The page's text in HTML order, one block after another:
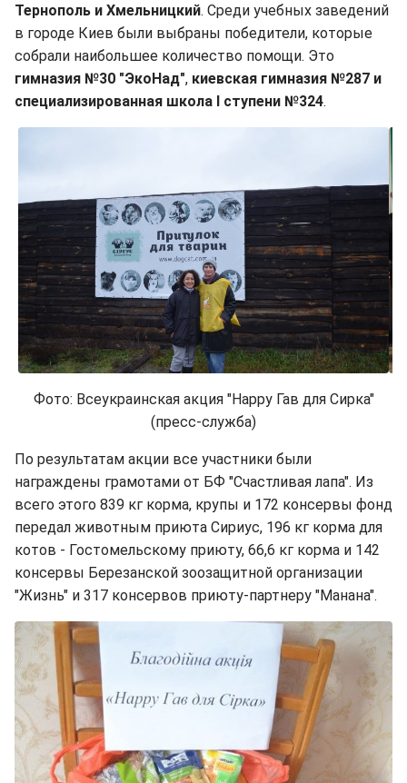
Тернополь и Хмельницкий. Среди учебных заведений
в городе Киев были выбраны победители, которые
собрали наибольшее количество помощи. Это
гимназия №30 "ЭкоНад", киевская гимназия №287 и
специализированная школа І ступени №324.
Фото: Всеукраинская акция "Happy Гав для Сирка"
(пресс-служба)
По результатам акции все участники были
награждены грамотами от БФ "Счастливая лапа". Из
всего этого 839 кг корма, крупы и 172 консервы фонд
передал животным приюта Сириус, 196 кг корма для
котов - Гостомельскому приюту, 66,6 кг корма и 142
консервы Березанской зоозащитной организации
"Жизнь" и 317 консервов приюту-партнеру "Манана".